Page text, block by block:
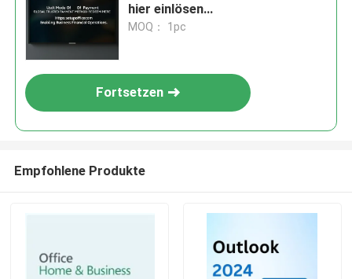
hier einlösen
Httpssetupofficecom
MOQ： 1pc
Fortsetzen
Empfohlene Produkte